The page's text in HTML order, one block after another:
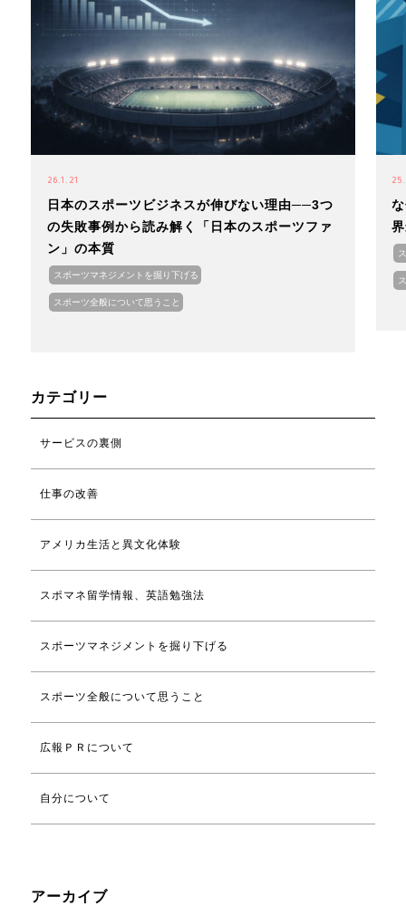
26.1.21
日本のスポーツビジネスが伸びない理由──3つ
の失敗事例から読み解く「日本のスポーツファ
ン」の本質
スポーツマネジメントを掘り下げる
スポーツ全般について思うこと
カテゴリー
サービスの裏側
仕事の改善
アメリカ生活と異文化体験
スポマネ留学情報、英語勉強法
スポーツマネジメントを掘り下げる
スポーツ全般について思うこと
広報ＰＲについて
自分について
アーカイブ